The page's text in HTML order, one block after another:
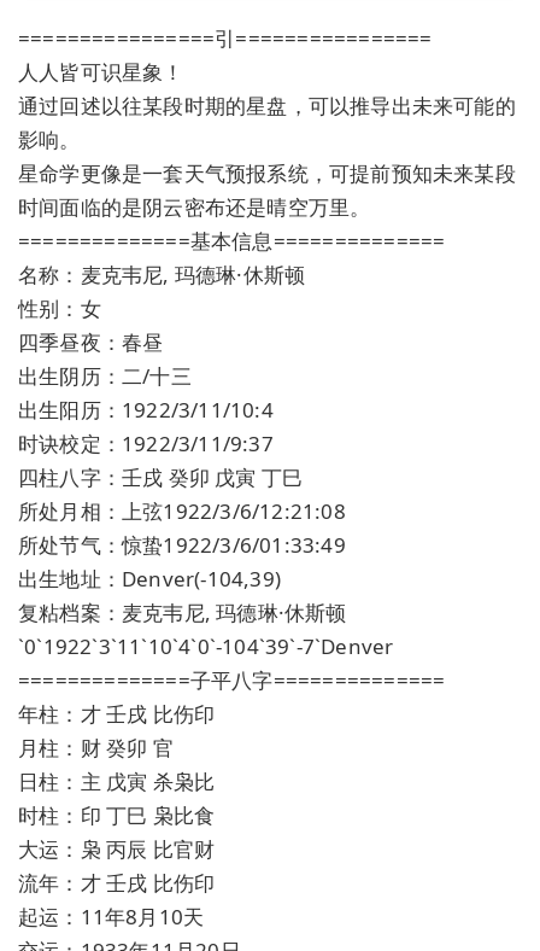
================引================
人人皆可识星象！
通过回述以往某段时期的星盘，可以推导出未来可能的
影响。
星命学更像是一套天气预报系统，可提前预知未来某段
时间面临的是阴云密布还是晴空万里。
==============基本信息==============
名称：麦克韦尼, 玛德琳·休斯顿
性别：女
四季昼夜：春昼
出生阴历：二/十三
出生阳历：1922/3/11/10:4
时诀校定：1922/3/11/9:37
四柱八字：壬戌 癸卯 戊寅 丁巳
所处月相：上弦1922/3/6/12:21:08
所处节气：惊蛰1922/3/6/01:33:49
出生地址：Denver(-104,39)
复粘档案：麦克韦尼, 玛德琳·休斯顿
`0`1922`3`11`10`4`0`-104`39`-7`Denver
==============子平八字==============
年柱：才 壬戌 比伤印
月柱：财 癸卯 官
日柱：主 戊寅 杀枭比
时柱：印 丁巳 枭比食
大运：枭 丙辰 比官财
流年：才 壬戌 比伤印
起运：11年8月10天